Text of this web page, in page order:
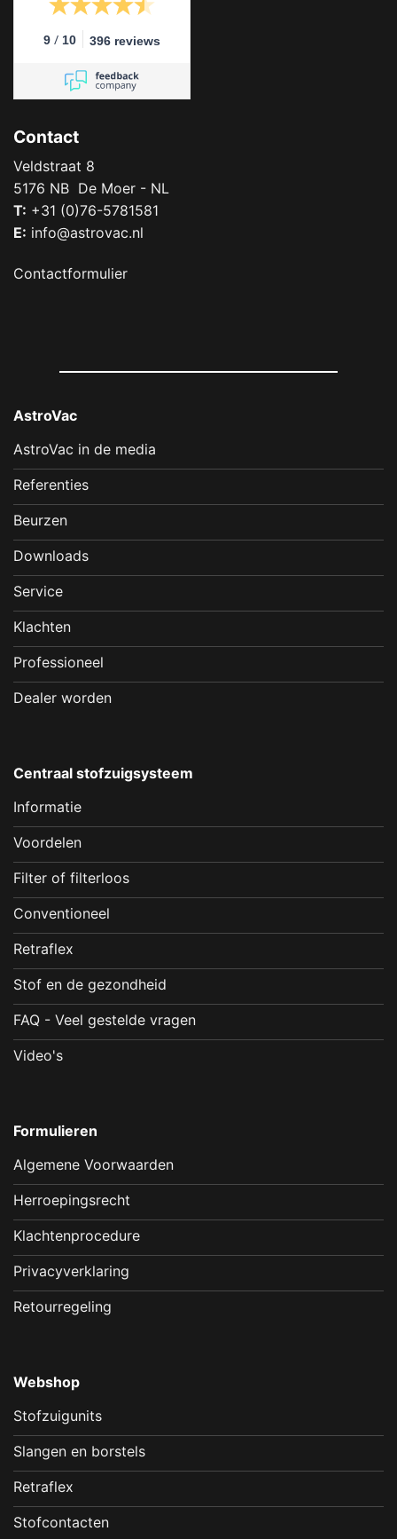
9 / 10 396 reviews
Contact
Veldstraat 8
5176 NB De Moer - NL
T: +31 (0)76-5781581
E: info@astrovac.nl
Contactformulier
AstroVac
AstroVac in de media
Referenties
Beurzen
Downloads
Service
Klachten
Professioneel
Dealer worden
Centraal stofzuigsysteem
Informatie
Voordelen
Filter of filterloos
Conventioneel
Retraflex
Stof en de gezondheid
FAQ - Veel gestelde vragen
Video's
Formulieren
Algemene Voorwaarden
Herroepingsrecht
Klachtenprocedure
Privacyverklaring
Retourregeling
Webshop
Stofzuigunits
Slangen en borstels
Retraflex
Stofcontacten